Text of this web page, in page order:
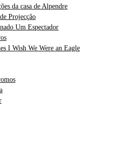
da casa de Alpendre
Projecção
Um Espectador
I Wish We Were an Eagle